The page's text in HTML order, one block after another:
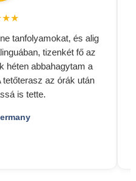
tanfolyamokat, és alig
tizenkét fő az
héten abbahagytam a
tetőterasz az órák után
is tette.